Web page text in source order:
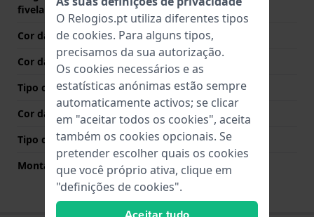
fivela
Cor da bracelete
Azul
Cor das costuras
Azul
Tipo de Fecho
Fecho
Cor da fivela
Tipo de montagem
Pinos de pressão
Montagem Reta
Sim
O Relogios.pt utiliza diferentes tipos
de cookies. Para alguns tipos,
precisamos da sua autorização.
Os cookies necessários e as
estatísticas anónimas estão sempre
automaticamente activos; se clicar
em "aceitar todos os cookies", aceita
também os cookies opcionais. Se
pretender escolher quais os cookies
que você próprio ativa, clique em
"definições de cookies".